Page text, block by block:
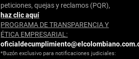
peticiones, quejas y reclamos (PQR),
haz clic aquí
PROGRAMA DE TRANSPARENCIA Y
ÉTICA EMPRESARIAL:
*Buzón exclusivo para notificaciones judiciales: